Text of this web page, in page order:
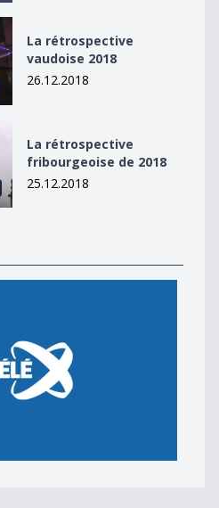
2018
La rétrospective
vaudoise 2018
26.12.2018
La rétrospective
fribourgeoise de 2018
25.12.2018